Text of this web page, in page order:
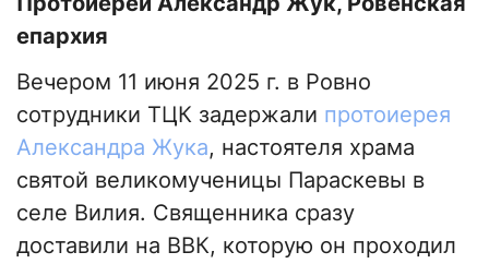
епархия
Вечером 11 июня 2025 г. в Ровно
сотрудники ТЦК задержали протоиерея
Александра Жука, настоятеля храма
святой великомученицы Параскевы в
селе Вилия. Священника сразу
доставили на ВВК, которую он проходил